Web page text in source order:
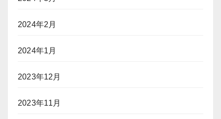
2024年2月
2024年1月
2023年12月
2023年11月